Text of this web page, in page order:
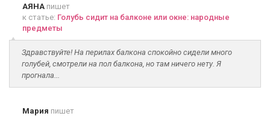
АЯНА пишет
к статье: Голубь сидит на балконе или окне: народные
предметы
Здравствуйте! На перилах балкона спокойно сидели много
голубей, смотрели на пол балкона, но там ничего нету. Я
прогнала...
Мария пишет